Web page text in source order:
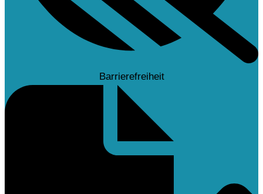
Barrierefreiheit